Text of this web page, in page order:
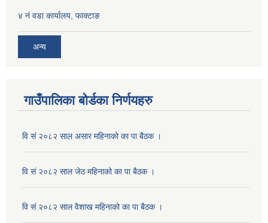
४ नं वडा कार्यालय, फाक्टाङ
अन्य
गाउँपालिका बोर्डका निर्णयहरु
वि सं २०८२ साल असार महिनाको का पा बैठक ।
वि सं २०८२ साल जेठ महिनाको का पा बैठक ।
वि सं २०८२ साल वैशाख महिनाको का पा बैठक ।